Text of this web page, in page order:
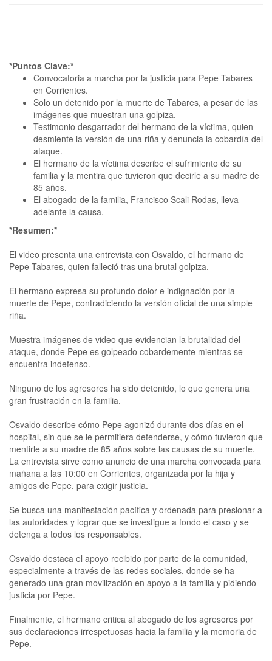
*Puntos Clave:*
Convocatoria a marcha por la justicia para Pepe Tabares
en Corrientes.
Solo un detenido por la muerte de Tabares, a pesar de las
imágenes que muestran una golpiza.
Testimonio desgarrador del hermano de la víctima, quien
desmiente la versión de una riña y denuncia la cobardía del
ataque.
El hermano de la víctima describe el sufrimiento de su
familia y la mentira que tuvieron que decirle a su madre de
85 años.
El abogado de la familia, Francisco Scali Rodas, lleva
adelante la causa.
*Resumen:*
El video presenta una entrevista con Osvaldo, el hermano de
Pepe Tabares, quien falleció tras una brutal golpiza.
El hermano expresa su profundo dolor e indignación por la
muerte de Pepe, contradiciendo la versión oficial de una simple
riña.
Muestra imágenes de video que evidencian la brutalidad del
ataque, donde Pepe es golpeado cobardemente mientras se
encuentra indefenso.
Ninguno de los agresores ha sido detenido, lo que genera una
gran frustración en la familia.
Osvaldo describe cómo Pepe agonizó durante dos días en el
hospital, sin que se le permitiera defenderse, y cómo tuvieron que
mentirle a su madre de 85 años sobre las causas de su muerte.
La entrevista sirve como anuncio de una marcha convocada para
mañana a las 10:00 en Corrientes, organizada por la hija y
amigos de Pepe, para exigir justicia.
Se busca una manifestación pacífica y ordenada para presionar a
las autoridades y lograr que se investigue a fondo el caso y se
detenga a todos los responsables.
Osvaldo destaca el apoyo recibido por parte de la comunidad,
especialmente a través de las redes sociales, donde se ha
generado una gran movilización en apoyo a la familia y pidiendo
justicia por Pepe.
Finalmente, el hermano critica al abogado de los agresores por
sus declaraciones irrespetuosas hacia la familia y la memoria de
Pepe.